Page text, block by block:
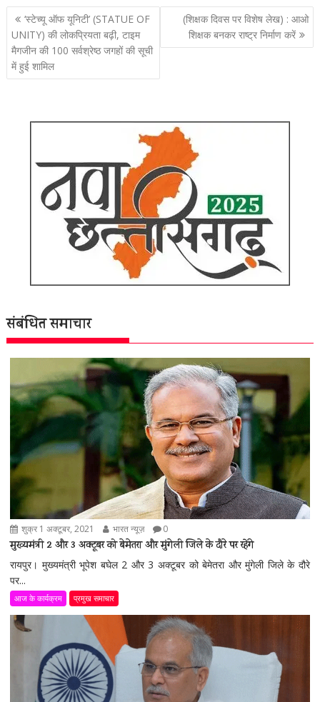
पोस्ट
नेविगेशन
‘स्टेच्यू ऑफ यूनिटी’ (STATUE OF
UNITY) की लोकप्रियता बढ़ी, टाइम
मैगजीन की 100 सर्वश्रेष्ठ जगहों की सूची
में हुई शामिल
(शिक्षक दिवस पर विशेष लेख) : आओ
शिक्षक बनकर राष्ट्र निर्माण करें
संबंधित समाचार
शुक्र 1 अक्टूबर, 2021 भारत न्यूज़ 0
मुख्यमंत्री 2 और 3 अक्टूबर को बेमेतरा और मुंगेली जिले के दौरे पर रहेंगे
रायपुर। मुख्यमंत्री भूपेश बघेल 2 और 3 अक्टूबर को बेमेतरा और मुंगेली जिले के दौरे
पर...
आज के कार्यक्रम प्रमुख समाचार